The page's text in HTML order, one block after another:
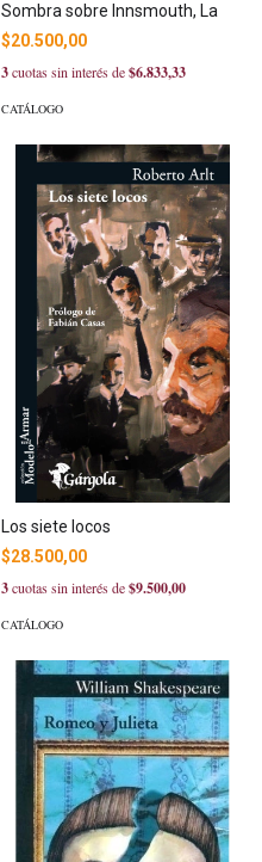
Sombra sobre Innsmouth, La
$20.500,00
3cuotas sin interés de$6.833,33
CATÁLOGO
Los siete locos
$28.500,00
3cuotas sin interés de$9.500,00
CATÁLOGO